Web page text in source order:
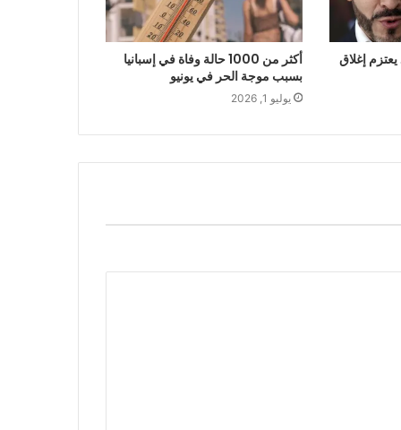
إغلاق
أكثر من 1000 حالة وفاة في إسبانيا
بسبب موجة الحر في يونيو
يوليو 1, 2026